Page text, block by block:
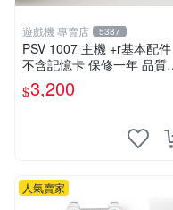
遊戲機 專賣店 5387
PSV 1007 主機 +r基本配件
不含記憶卡 保修一年 品質有
保障
$3,200
人氣賣家